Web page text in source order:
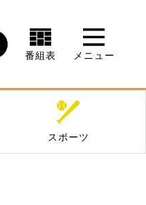
番組表 メニュー
スポーツ